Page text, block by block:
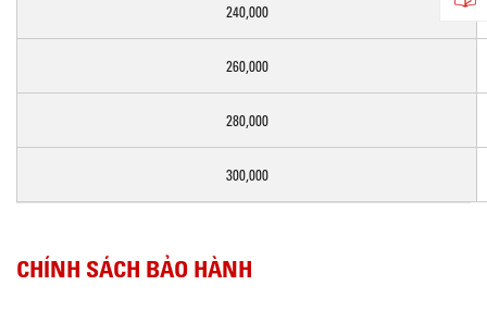
240,000
260,000
280,000
300,000
CHÍNH SÁCH BẢO HÀNH